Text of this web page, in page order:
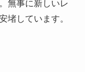
無事に新しいレ
堵しています。